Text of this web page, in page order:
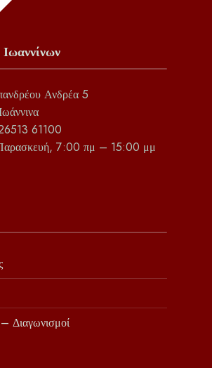
Ανδρέα 5
61100
7:00 πμ – 15:00 μμ
Διαγωνισμοί